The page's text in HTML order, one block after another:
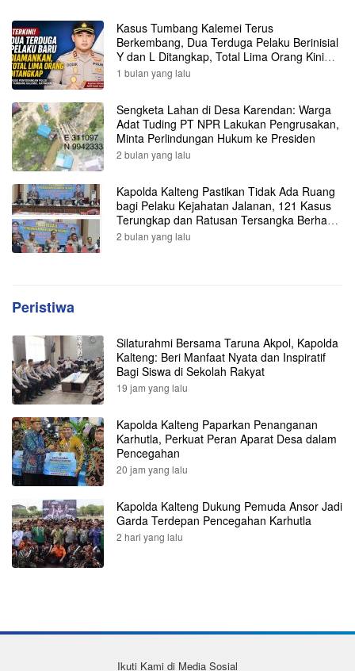
Kasus Tumbang Kalemei Terus
Berkembang, Dua Terduga Pelaku Berinisial
Y dan L Ditangkap, Total Lima Orang Kini
Diamankan Polisi
1 bulan yang lalu
Sengketa Lahan di Desa Karendan: Warga
Adat Tuding PT NPR Lakukan Pengrusakan,
Minta Perlindungan Hukum ke Presiden
2 bulan yang lalu
Kapolda Kalteng Pastikan Tidak Ada Ruang
bagi Pelaku Kejahatan Jalanan, 121 Kasus
Terungkap dan Ratusan Tersangka Berhasil
Dibekuk
2 bulan yang lalu
Peristiwa
Silaturahmi Bersama Taruna Akpol, Kapolda
Kalteng: Beri Manfaat Nyata dan Inspiratif
Bagi Siswa di Sekolah Rakyat
19 jam yang lalu
Kapolda Kalteng Paparkan Penanganan
Karhutla, Perkuat Peran Aparat Desa dalam
Pencegahan
20 jam yang lalu
Kapolda Kalteng Dukung Pemuda Ansor Jadi
Garda Terdepan Pencegahan Karhutla
2 hari yang lalu
Ikuti Kami di Media Sosial